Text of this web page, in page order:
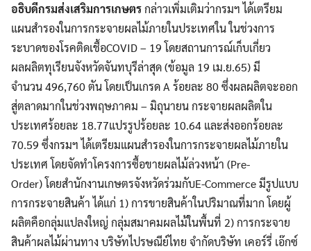
Search
for:
Search
อธิบดีกรมส่งเสริมการเกษตรกล่าวเพิ่มเติมว่ากรมฯ ได้เตรียม
แผนสำรองในการกระจายผลไม้ภายในประเทศใน ในช่วงการ
ระบาดของโรคติดเชื้อCOVID – 19 โดยสถานการณ์เก็บเกี่ยว
ผลผลิตทุเรียนจังหวัดจันทบุรีล่าสุด (ข้อมูล 19 เม.ย.65) มี
จำนวน 496,760 ตัน โดยเป็นเกรด A ร้อยละ 80 ซึ่งผลผลิตจะออก
สู่ตลาดมากในช่วงพฤษภาคม – มิถุนายน กระจายผลผลิตใน
ประเทศร้อยละ 18.77แปรรูปร้อยละ 10.64 และส่งออกร้อยละ
70.59 ซึ่งกรมฯ ได้เตรียมแผนสำรองในการกระจายผลไม้ภายใน
ประเทศ โดยจัดทำโครงการซื้อขายผลไม้ล่วงหน้า (Pre-
Order) โดยสำนักงานเกษตรจังหวัดร่วมกับE-Commerce มีรูปแบบ
การกระจายสินค้า ได้แก่ 1) การขายสินค้าในปริมาณที่มาก โดยผู้
ผลิตคือกลุ่มแปลงใหญ่ กลุ่มสมาคมผลไม้ในพื้นที่ 2) การกระจาย
สินค้าผลไม้ผ่านทาง บริษัทไปรษณีย์ไทย จำกัดบริษัท เคอร์รี่ เอ๊กซ์